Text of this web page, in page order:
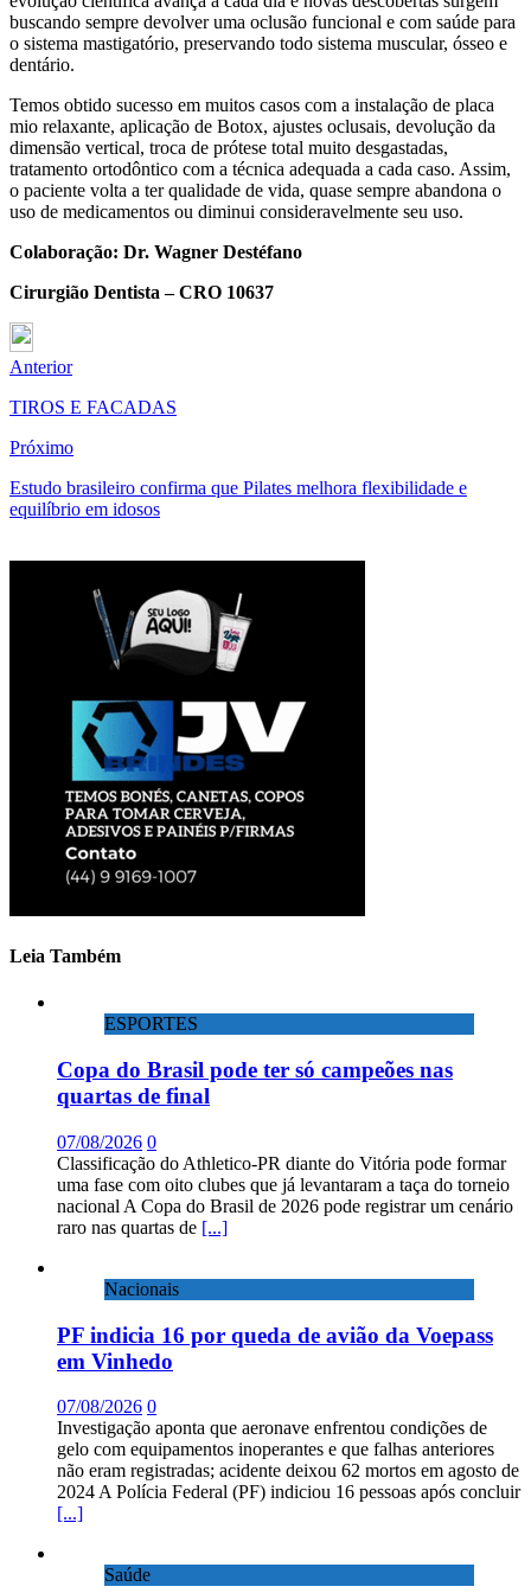
buscando sempre devolver uma oclusão funcional e com saúde para
o sistema mastigatório, preservando todo sistema muscular, ósseo e
dentário.
Temos obtido sucesso em muitos casos com a instalação de placa
mio relaxante, aplicação de Botox, ajustes oclusais, devolução da
dimensão vertical, troca de prótese total muito desgastadas,
tratamento ortodôntico com a técnica adequada a cada caso. Assim,
o paciente volta a ter qualidade de vida, quase sempre abandona o
uso de medicamentos ou diminui consideravelmente seu uso.
Colaboração: Dr. Wagner Destéfano
Cirurgião Dentista – CRO 10637
Anterior
TIROS E FACADAS
Próximo
Estudo brasileiro confirma que Pilates melhora flexibilidade e
equilíbrio em idosos
Leia Também
ESPORTES
Copa do Brasil pode ter só campeões nas
quartas de final
07/08/2026 0
Classificação do Athletico-PR diante do Vitória pode formar
uma fase com oito clubes que já levantaram a taça do torneio
nacional A Copa do Brasil de 2026 pode registrar um cenário
raro nas quartas de [...]
Nacionais
PF indicia 16 por queda de avião da Voepass
em Vinhedo
07/08/2026 0
Investigação aponta que aeronave enfrentou condições de
gelo com equipamentos inoperantes e que falhas anteriores
não eram registradas; acidente deixou 62 mortos em agosto de
2024 A Polícia Federal (PF) indiciou 16 pessoas após concluir
[...]
Saúde